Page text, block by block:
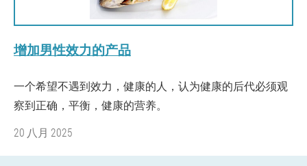
增加男性效力的产品
一个希望不遇到效力，健康的人，认为健康的后代必须观
察到正确，平衡，健康的营养。
20 八月 2025